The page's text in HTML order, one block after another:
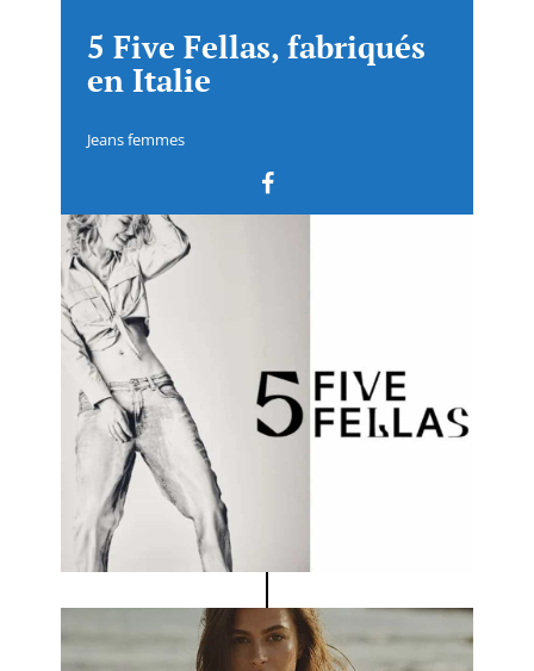
5 Five Fellas, fabriqués
en Italie
Jeans femmes